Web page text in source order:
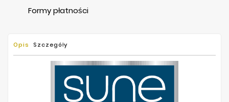
Formy płatności
Opis Szczegóły